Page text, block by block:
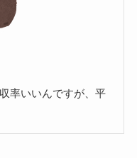
率いいんですが、平